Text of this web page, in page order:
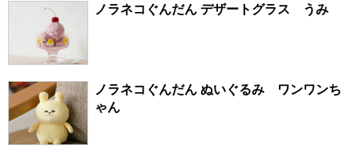
ノラネコぐんだん デザートグラス うみ
ノラネコぐんだん ぬいぐるみ ワンワンち
ゃん